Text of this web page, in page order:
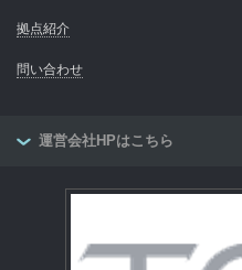
拠点紹介
問い合わせ
運営会社HPはこちら